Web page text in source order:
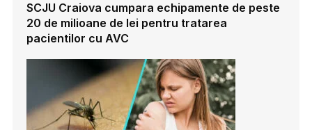
SCJU Craiova cumpara echipamente de peste
20 de milioane de lei pentru tratarea
pacientilor cu AVC